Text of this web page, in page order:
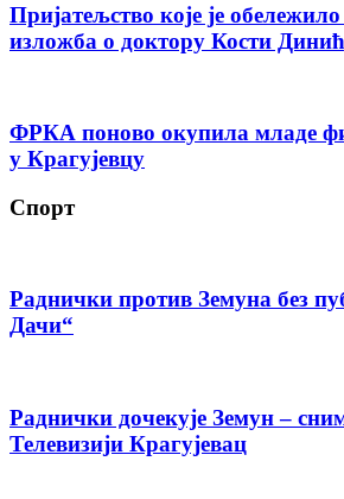
Пријатељство које је
изложба о доктору Кости
ФРКА поново окупила младе
у Крагујевцу
Спорт
Раднички против Земуна без
Дачи“
Раднички дочекује Земун –
Телевизији Крагујевац